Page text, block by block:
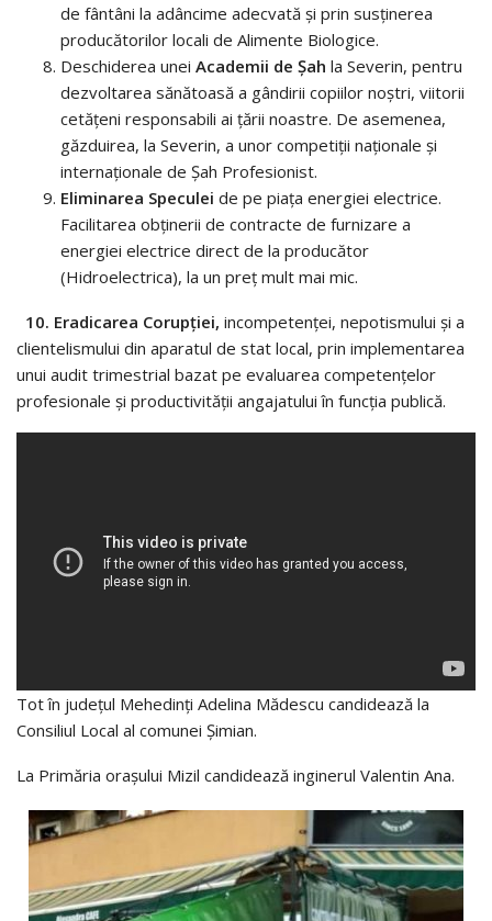
de fântâni la adâncime adecvată și prin susținerea
producătorilor locali de Alimente Biologice.
Deschiderea unei Academii de Şah la Severin, pentru
dezvoltarea sănătoasă a gândirii copiilor noștri, viitorii
cetăţeni responsabili ai ţării noastre. De asemenea,
găzduirea, la Severin, a unor competiţii naţionale şi
internaţionale de Şah Profesionist.
Eliminarea Speculei de pe piața energiei electrice.
Facilitarea obținerii de contracte de furnizare a
energiei electrice direct de la producător
(Hidroelectrica), la un preț mult mai mic.
10. Eradicarea Corupţiei, incompetenței, nepotismului și a
clientelismului din aparatul de stat local, prin implementarea
unui audit trimestrial bazat pe evaluarea competențelor
profesionale şi productivităţii angajatului în funcţia publică.
Tot în județul Mehedinți Adelina Mădescu candidează la
Consiliul Local al comunei Șimian.
La Primăria orașului Mizil candidează inginerul Valentin Ana.